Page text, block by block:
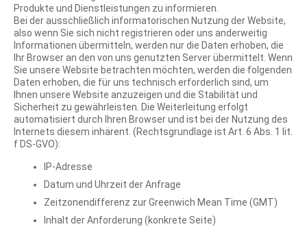
Produkte und Dienstleistungen zu informieren.
Bei der ausschließlich informatorischen Nutzung der Website,
also wenn Sie sich nicht registrieren oder uns anderweitig
Informationen übermitteln, werden nur die Daten erhoben, die
Ihr Browser an den von uns genutzten Server übermittelt. Wenn
Sie unsere Website betrachten möchten, werden die folgenden
Daten erhoben, die für uns technisch erforderlich sind, um
Ihnen unsere Website anzuzeigen und die Stabilität und
Sicherheit zu gewährleisten. Die Weiterleitung erfolgt
automatisiert durch Ihren Browser und ist bei der Nutzung des
Internets diesem inhärent. (Rechtsgrundlage ist Art. 6 Abs. 1 lit.
f DS-GVO):
IP-Adresse
Datum und Uhrzeit der Anfrage
Zeitzonendifferenz zur Greenwich Mean Time (GMT)
Inhalt der Anforderung (konkrete Seite)